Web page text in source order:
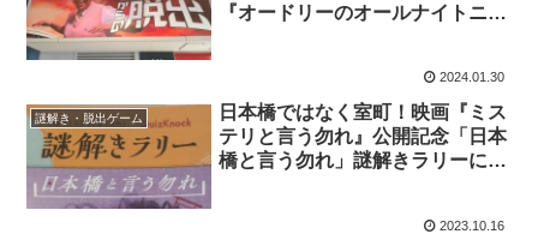
『オードリーのオールナイトニッ
2024.01.30
謎解き・脱出ゲーム
日本橋ではなく室町！映画『ミス
テリと言う勿れ』公開記念「日本
橋と言う勿れ」謎解きラリーに行
2023.10.16